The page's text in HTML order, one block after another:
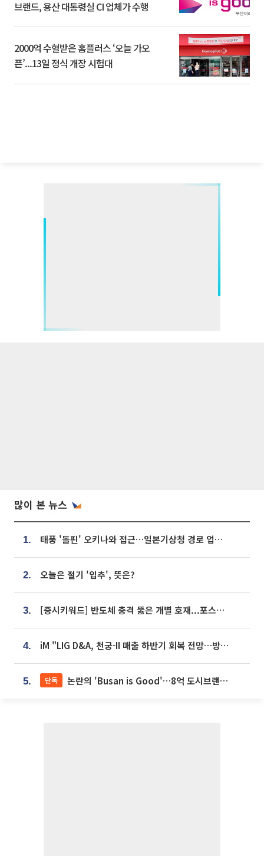
브랜드, 용산 대통령실 CI 업체가 수행
2000억 수혈받은 홈플러스 ‘오늘 가오
픈’...13일 정식 개장 시험대
많이 본 뉴스
1. 태풍 '돌핀' 오키나와 접근…일본기상청 경로 업데이트
2. 오늘은 절기 '입추', 뜻은?
3. [증시키워드] 반도체 충격 뚫은 개별 호재...포스코퓨처엠·에코프로·한화솔루션 '눈길'
4. iM "LIG D&A, 천궁-II 매출 하반기 회복 전망…방산 톱픽 유지"
5. 단독 논란의 'Busan is Good'…8억 도시브랜드, 용산 대통령실 CI 업체가 수행